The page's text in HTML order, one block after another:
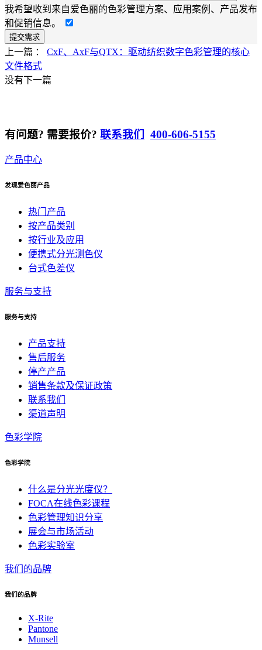
我希望收到来自爱色丽的色彩管理方案、应用案例、产品发布
和促销信息。
上一篇 ： CxF、AxF与QTX：驱动纺织数字色彩管理的核心
文件格式
没有下一篇
有问题? 需要报价? 联系我们 400-606-5155
产品中心
发现爱色丽产品
热门产品
按产品类别
按行业及应用
便携式分光测色仪
台式色差仪
服务与支持
服务与支持
产品支持
售后服务
停产产品
销售条款及保证政策
联系我们
渠道声明
色彩学院
色彩学院
什么是分光光度仪？
FOCA在线色彩课程
色彩管理知识分享
展会与市场活动
色彩实验室
我们的品牌
我们的品牌
X-Rite
Pantone
Munsell